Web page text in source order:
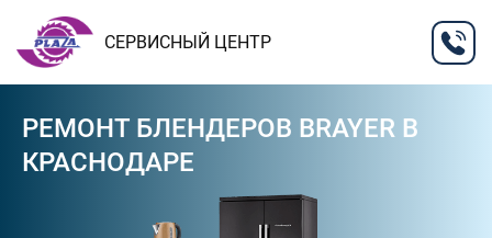
СЕРВИСНЫЙ ЦЕНТР
РЕМОНТ БЛЕНДЕРОВ BRAYER В
КРАСНОДАРЕ